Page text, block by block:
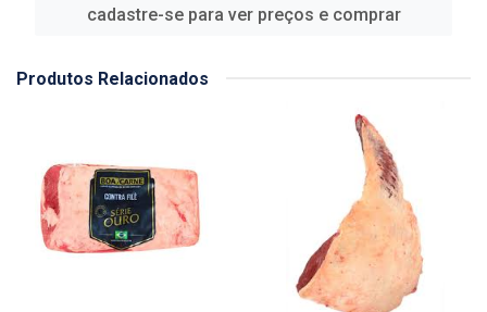
cadastre-se para ver preços e comprar
Produtos Relacionados